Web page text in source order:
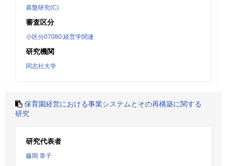
基盤研究(C)
審査区分
小区分07080:経営学関連
研究機関
同志社大学
保育園経営における事業システムとその再構築に関する
研究
研究代表者
藤岡 章子